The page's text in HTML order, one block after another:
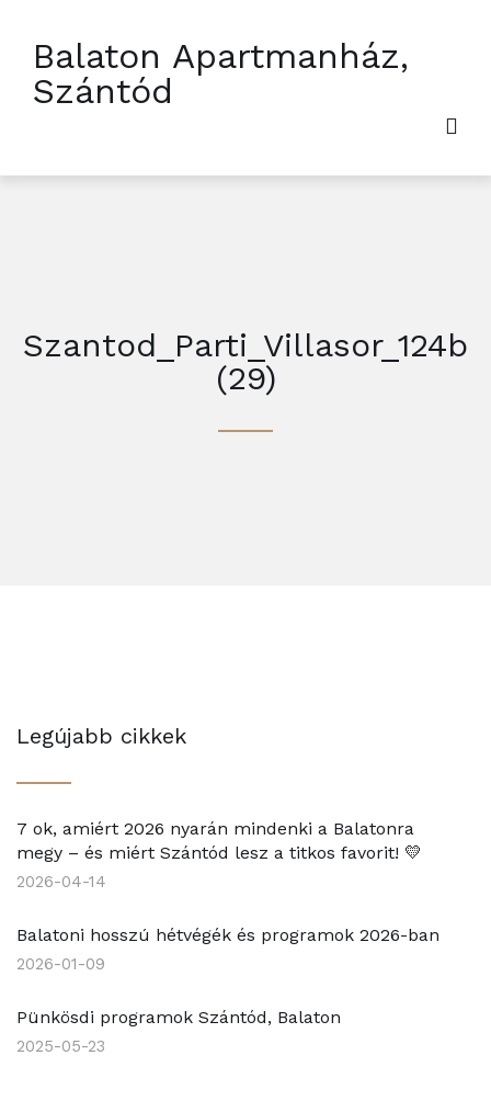
Balaton Apartmanház,
Szántód
Szantod_Parti_Villasor_124b
(29)
Legújabb cikkek
7 ok, amiért 2026 nyarán mindenki a Balatonra
megy – és miért Szántód lesz a titkos favorit! 💛
2026-04-14
Balatoni hosszú hétvégék és programok 2026-ban
2026-01-09
Pünkösdi programok Szántód, Balaton
2025-05-23